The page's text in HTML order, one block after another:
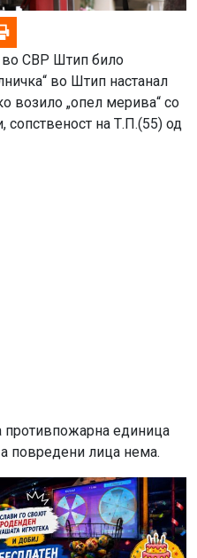
во СВР Штип било
во Штип настанал
возило „опел мерива“ со
сопственост на Т.П.(55) од
противпожарна единица
повредени лица нема.